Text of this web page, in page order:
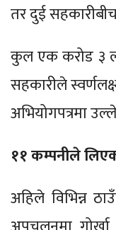
तर दुई
कुल एक करोड ३
सहकारीले
अभियोगपत्रमा
११ कम्पनीले
अहिले विभिन्न